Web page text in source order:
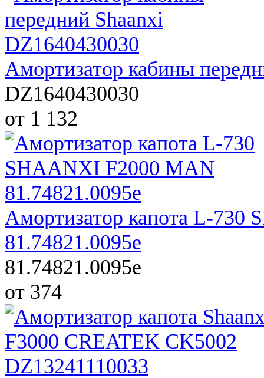
Амортизатор кабины
DZ1640430030
от 1 132
Амортизатор капота L-
81.74821.0095e
81.74821.0095e
от 374